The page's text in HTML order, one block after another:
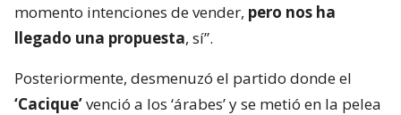
momento intenciones de vender, pero nos ha
llegado una propuesta, sí”.
Posteriormente, desmenuzó el partido donde el
‘Cacique’venció a los ‘árabes’ y se metió en la pelea